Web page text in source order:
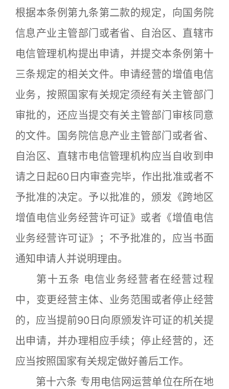
根据本条例第九条第二款的规定，向国务院
信息产业主管部门或者省、自治区、直辖市
电信管理机构提出申请，并提交本条例第十
三条规定的相关文件。申请经营的增值电信
业务，按照国家有关规定须经有关主管部门
审批的，还应当提交有关主管部门审核同意
的文件。国务院信息产业主管部门或者省、
自治区、直辖市电信管理机构应当自收到申
请之日起60日内审查完毕，作出批准或者不
予批准的决定。予以批准的，颁发《跨地区
增值电信业务经营许可证》或者《增值电信
业务经营许可证》；不予批准的，应当书面
通知申请人并说明理由。
第十五条 电信业务经营者在经营过程
中，变更经营主体、业务范围或者停止经营
的，应当提前90日向原颁发许可证的机关提
出申请，并办理相应手续；停止经营的，还
应当按照国家有关规定做好善后工作。
第十六条 专用电信网运营单位在所在地